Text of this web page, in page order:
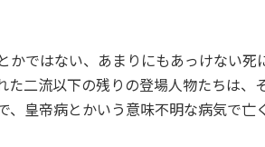
かではない、あまりにもあっけない
た二流以下の残りの登場人物たちは
、皇帝病とかいう意味不明な病気で